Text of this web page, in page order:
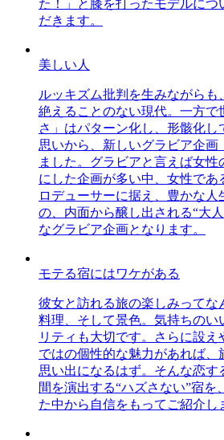
た！」と膝を打ったモデルにつ
だきます。
美しい人
ルッキズム批判を生みながらも
絶えることのない現代。一方で
さ」はパターン化し、形骸化し
思いから、新しいグラビア企画
ました。グラビアと言えば女性
にした企画が多い中、女性であ
ロデューサーに据え、豊かな人
の、内面から醸し出される“大
なグラビア企画となります。
モテる宿にはワケがある
彼女と訪れる旅の楽しみって
料理、そして景色。気持ちのい
リティも大切です。さらに設え
ではの個性的な魅力があれば、
思い出になるはず。そんな恋す
間を演出する“ハズさない”宿を
た中から自信をもってご紹介し